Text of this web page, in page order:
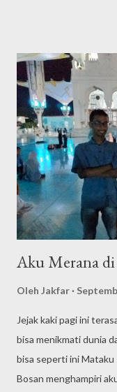
masa PSBB ini untuk
*) Penulis: Jakfar
Aku Merana
Oleh Jakfar
Jejak kaki pagi ini
bisa menikmati dunia
bisa seperti ini
Bosan menghampiri